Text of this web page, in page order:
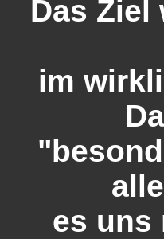
Das Ziel
im
es uns